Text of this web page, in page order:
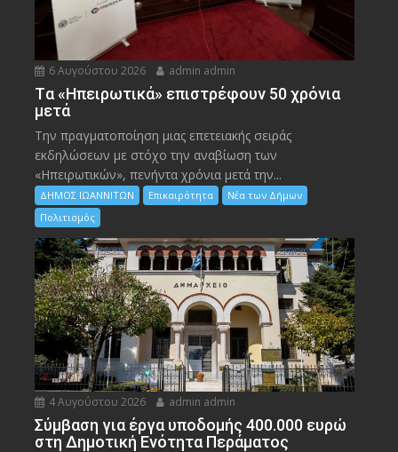
6 Αυγούστου 2026 admin admin
Tα «Ηπειρωτικά» επιστρέφουν 50 χρόνια
μετά
Την πραγματοποίηση μιας επετειακής σειράς
εκδηλώσεων με στόχο την αναβίωση των
«Ηπειρωτικών», πενήντα χρόνια μετά την...
ΔΗΜΟΣ ΙΩΑΝΝΙΤΩΝ Επικαιρότητα
Νέα των Δήμων
Πολιτισμός
4 Αυγούστου 2026 admin admin
Σύμβαση για έργα υποδομής 400.000 ευρώ
στη Δημοτική Ενότητα Περάματος